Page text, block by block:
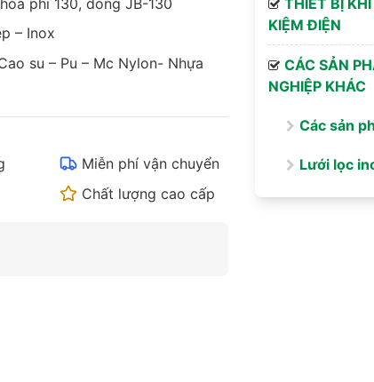
phi 130, dòng JB-130
– Inox
su – Pu – Mc Nylon- Nhựa
Miễn phí vận chuyển
Chất lượng cao cấp
THIẾT BỊ
KIỆM ĐIỆN
CÁC SẢN
NGHIỆP KHÁC
Các sản
Lưới lọc